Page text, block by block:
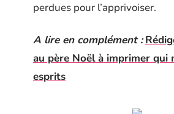
perdues pour l’apprivoiser.
A lire en complément :
au père Noël à imprimer qui
esprits